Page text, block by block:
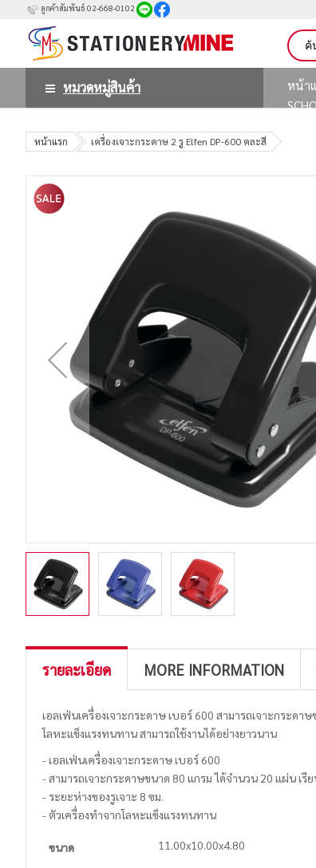
ลูกค้าสัมพันธ์ 02-668-0102
หมวดหมู่สินค้า หน้า
หน้าแรก เครื่องเจาะกระดาษ 2 รู Elfen DP-600 คละสี
รายละเอียด MORE INFORMATION
เอลเฟ่นเครื่องเจาะกระดาษ เบอร์ 600 สามารถเจาะกระด
โลหะแข็งแรงทนทาน สามารถใช้งานได้อย่างยาวนาน
- เอลเฟ่นเครื่องเจาะกระดาษ เบอร์ 600
- สามารถเจาะกระดาษขนาด 80 แกรม ได้จำนวน 20 แผ่น เรี
- ระยะห่างของรูเจาะ 8 ซม.
- ตัวเครื่องทำจากโลหะแข็งแรงทนทาน
ขนาด 11.00x10.00x4.80